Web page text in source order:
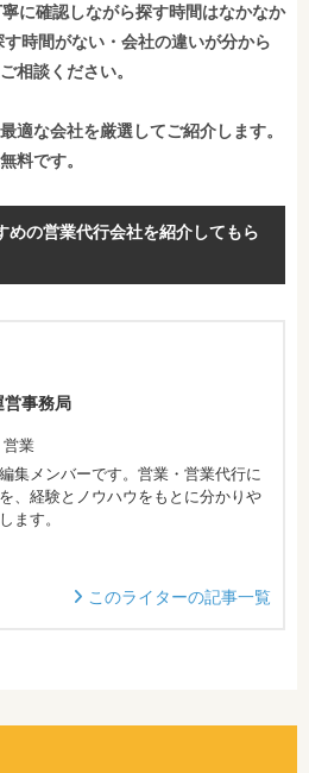
に確認しながら探す時間はなかなか
時間がない・会社の違いが分から
相談ください。
適な会社を厳選してご紹介します。
料です。
めの営業代行会社を紹介してもら
営事務局
営業
集メンバーです。営業・営業代行に
、経験とノウハウをもとに分かりや
ます。
このライターの記事一覧